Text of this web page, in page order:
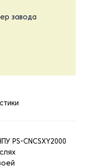
завода
PS-CNCSXY2000